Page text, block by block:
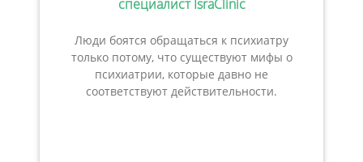
специалист IsraClinic
Люди боятся обращаться к психиатру
только потому, что существуют мифы о
психиатрии, которые давно не
соответствуют действительности.